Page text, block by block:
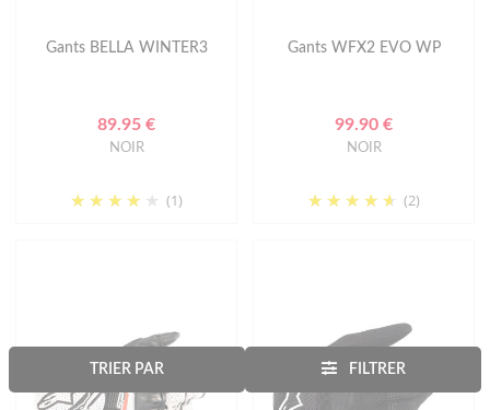
TRIER PAR FILTRER
Gants BELLA WINTER3
89.95 €
NOIR
(1)
Gants WFX2 EVO WP
99.90 €
NOIR
(2)